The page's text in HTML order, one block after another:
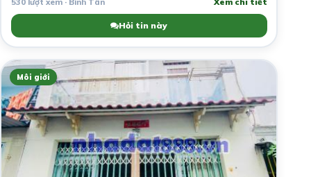
Hỏi tin này
Môi giới